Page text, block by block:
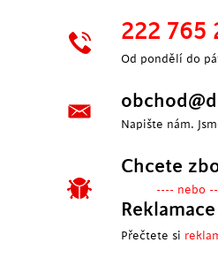
222 765
Od pondělí do
Napište nám.
Chcete
---- nebo
Přečtete si